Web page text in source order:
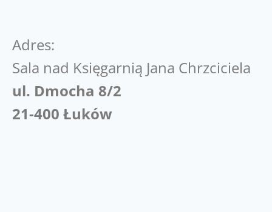
Adres:
Sala nad Księgarnią Jana Chrzciciela
ul. Dmocha 8/2
21-400 Łuków